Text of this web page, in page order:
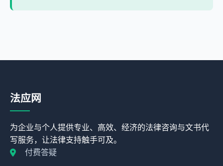
法应网
为企业与个人提供专业、高效、经济的法律咨询与文书代
写服务，让法律支持触手可及。
付费答疑